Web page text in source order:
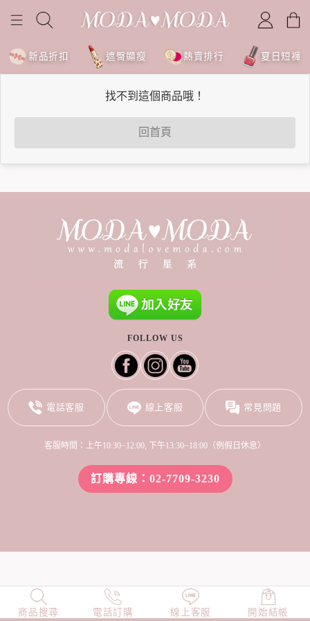
新品折扣 遮臀顯瘦 熱賣排行 夏日短褲
找不到這個商品哦！
回首頁
商品搜尋 電話訂購 線上客服 開始結帳
NEW 店長精選 TOP100 小編穿搭
FOLLOW US
電話客服 線上客服 常見問題
客服時間：上午10:30~12:00, 下午13:30~18:00（例假日休息）
訂購專線：02-7709-3230